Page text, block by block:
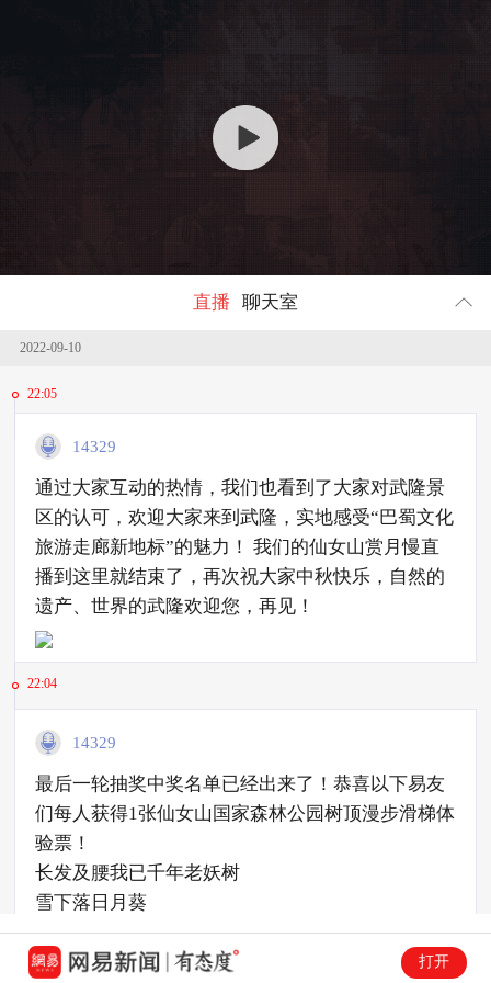
直播 聊天室
2022-09-10
22:05
14329
通过大家互动的热情，我们也看到了大家对武隆景
区的认可，欢迎大家来到武隆，实地感受“巴蜀文化
旅游走廊新地标”的魅力！ 我们的仙女山赏月慢直
播到这里就结束了，再次祝大家中秋快乐，自然的
遗产、世界的武隆欢迎您，再见！
22:04
14329
最后一轮抽奖中奖名单已经出来了！恭喜以下易友
们每人获得1张仙女山国家森林公园树顶漫步滑梯体
验票！
长发及腰我已千年老妖树
雪下落日月葵
听谁说过
撒安珊
打开